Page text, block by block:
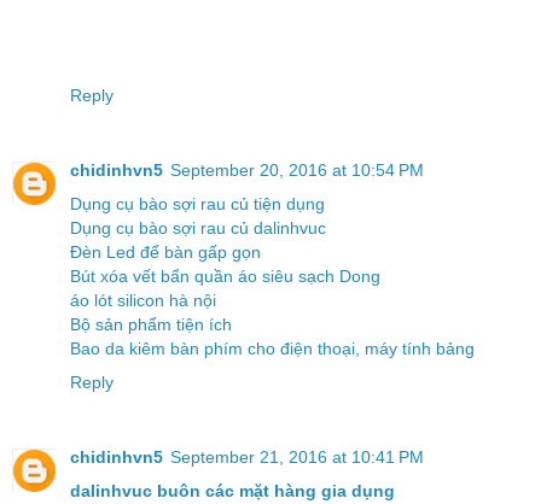
Reply
chidinhvn5 September 20, 2016 at 10:54 PM
Dụng cụ bào sợi rau củ tiện dụng
Dụng cụ bào sợi rau củ dalinhvuc
Đèn Led để bàn gấp gọn
Bút xóa vết bẩn quần áo siêu sạch Dong
áo lót silicon hà nội
Bộ sản phẩm tiện ích
Bao da kiêm bàn phím cho điện thoại, máy tính bảng
Reply
chidinhvn5 September 21, 2016 at 10:41 PM
dalinhvuc buôn các mặt hàng gia dụng